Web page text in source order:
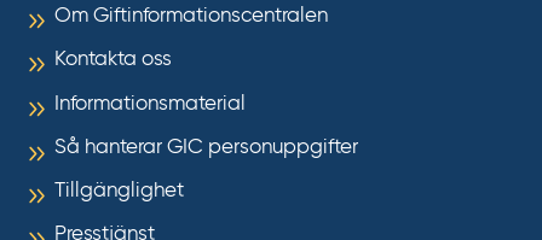
Om Giftinformationscentralen
Kontakta oss
Informationsmaterial
Så hanterar GIC personuppgifter
Tillgänglighet
Presstjänst